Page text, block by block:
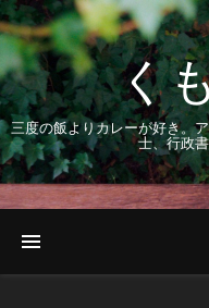
く
三度の飯よりカレーが好き。
士、行政